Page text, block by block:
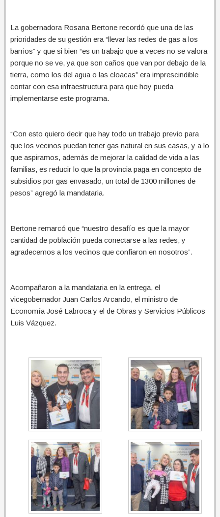
La gobernadora Rosana Bertone recordó que una de las
prioridades de su gestión era “llevar las redes de gas a los
barrios” y que si bien “es un trabajo que a veces no se valora
porque no se ve, ya que son caños que van por debajo de la
tierra, como los del agua o las cloacas” era imprescindible
contar con esa infraestructura para que hoy pueda
implementarse este programa.
“Con esto quiero decir que hay todo un trabajo previo para
que los vecinos puedan tener gas natural en sus casas, y a lo
que aspiramos, además de mejorar la calidad de vida a las
familias, es reducir lo que la provincia paga en concepto de
subsidios por gas envasado, un total de 1300 millones de
pesos” agregó la mandataria.
Bertone remarcó que “nuestro desafío es que la mayor
cantidad de población pueda conectarse a las redes, y
agradecemos a los vecinos que confiaron en nosotros”.
Acompañaron a la mandataria en la entrega, el
vicegobernador Juan Carlos Arcando, el ministro de
Economía José Labroca y el de Obras y Servicios Públicos
Luis Vázquez.